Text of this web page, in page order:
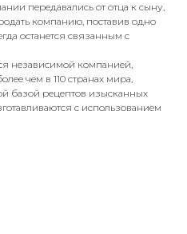
передавались от отца к сыну,
компанию, поставив одно
останется связанным с
независимой компанией,
чем в 110 странах мира,
базой рецептов изысканных
с использованием